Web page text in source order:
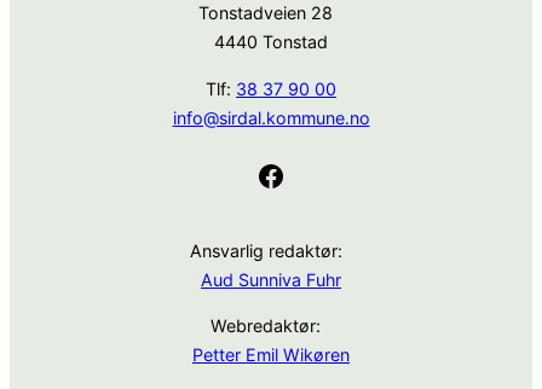
Tonstadveien 28
4440 Tonstad
Tlf: 38 37 90 00
info@sirdal.kommune.no
Facebook
Ansvarlig redaktør:
Aud Sunniva Fuhr
Webredaktør:
Petter Emil Wikøren